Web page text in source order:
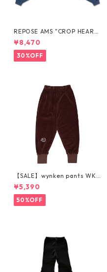
REPOSE AMS "CROP HEART
SWEATER" SS26-37
¥8,470
30%OFF
【SALE】wynken pants WK1
¥5,390
50%OFF